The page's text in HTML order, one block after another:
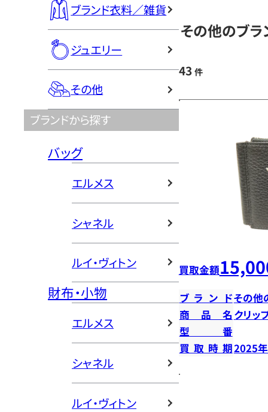
ブランド衣料／雑貨
ジュエリー
その他
ブランドから探す
バッグ
エルメス
シャネル
ルイ・ヴィトン
財布・小物
エルメス
シャネル
ルイ・ヴィトン
その他のブラ
43 件
買取金額
ブランドその他
商品名 クリッ
型番
買取時期2025